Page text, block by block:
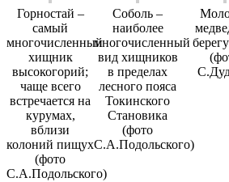
Горностай –
самый
многочисленный
хищник
высокогорий;
чаще всего
встречается на
курумах,
вблизи
колоний пищух
(фото
С.А.Подольского)
Соболь –
наиболее
многочисленный
вид хищников
в пределах
лесного пояса
Токинского
Становика
(фото
С.А.Подольского)